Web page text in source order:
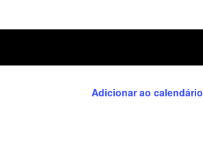
Adicionar ao calendário